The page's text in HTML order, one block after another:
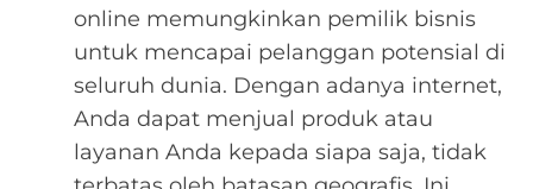
online memungkinkan pemilik bisnis
untuk mencapai pelanggan potensial di
seluruh dunia. Dengan adanya internet,
Anda dapat menjual produk atau
layanan Anda kepada siapa saja, tidak